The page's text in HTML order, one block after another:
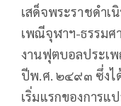
เสด็จพระราชดำ
เพณีจุฬาฯ-ธรรม
งานฟุตบอลประเ
ปีพ.ศ. ๒๔๙๓ ซึ่งไ
เริ่มแรกของการ